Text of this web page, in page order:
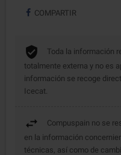
COMPARTIR
Toda la información
totalmente externa y no es
información se recoge
Icecat.
Compuspain no se
en la información
técnicas, así como de